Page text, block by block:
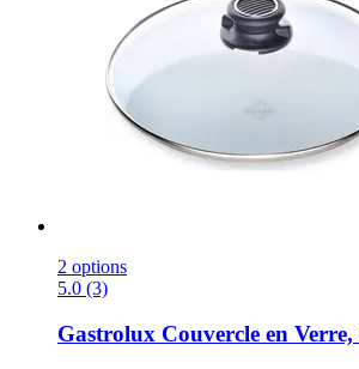
2 options
5.0 (3)
Gastrolux Couvercle en Verre,